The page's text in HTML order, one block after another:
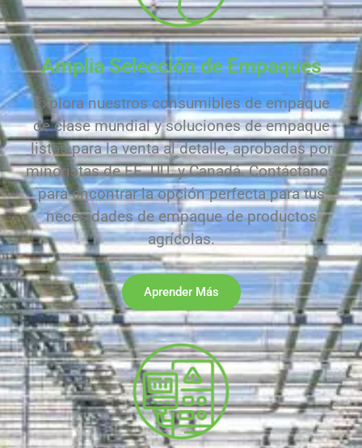
Amplia Selección de Empaques
Explora nuestros consumibles de empaque
de clase mundial y soluciones de empaque
listas para la venta al detalle, aprobadas por
minoristas de EE. UU. y Canadá. Contáctanos
para encontrar la opción perfecta para tus
necesidades de empaque de productos
agrícolas.
Aprender Más